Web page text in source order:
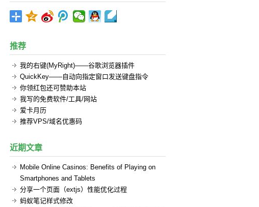
推荐
我的右键(MyRight)——谷歌浏览器插件
QuickKey——自动向指定窗口发送键盘指令
你领红包还可赞助本站
我写的免费软件/工具/网站
爱卡月历
推荐VPS/域名优惠码
近期文章
Mobile Online Casinos: Benefits of Playing on
Smartphones and Tablets
分享一个页面（extjs）性能优化过程
蚂蚁笔记样式修改